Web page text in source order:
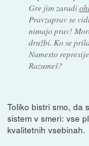
Gre jim zaradi
Pravzaprav se
nimajo prav!
družbi. Ko se
Namesto
Razumeš?
Toliko bistri smo, da
sistem v smeri: vse
kvalitetnih vsebinah.